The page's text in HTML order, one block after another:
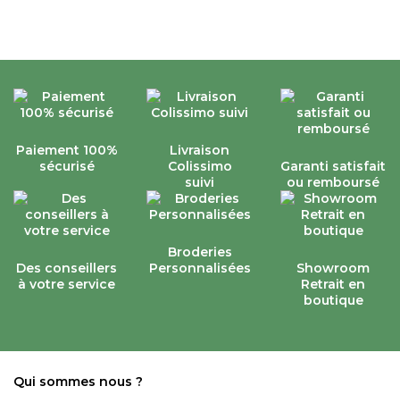
Paiement 100%
sécurisé
Livraison
Colissimo
suivi
Garanti satisfait
ou remboursé
Des conseillers
à votre service
Broderies
Personnalisées
Showroom
Retrait en
boutique
Qui sommes nous ?